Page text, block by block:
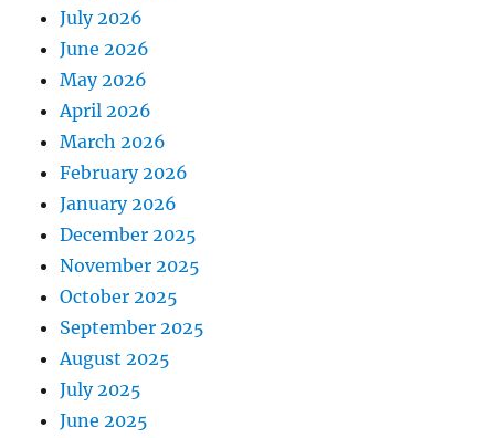
July 2026
June 2026
May 2026
April 2026
March 2026
February 2026
January 2026
December 2025
November 2025
October 2025
September 2025
August 2025
July 2025
June 2025